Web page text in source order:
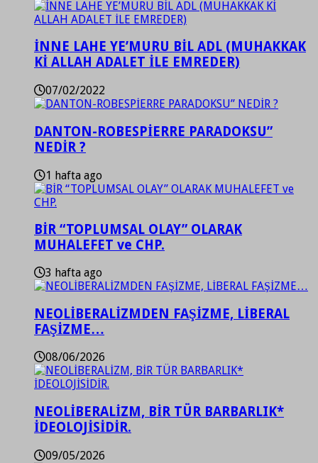
İNNE LAHE YE’MURU BİL ADL (MUHAKKAK
Kİ ALLAH ADALET İLE EMREDER)
07/02/2022
DANTON-ROBESPİERRE PARADOKSU”
NEDİR ?
1 hafta ago
BİR “TOPLUMSAL OLAY” OLARAK
MUHALEFET ve CHP.
3 hafta ago
NEOLİBERALİZMDEN FAŞİZME, LİBERAL
FAŞİZME…
08/06/2026
NEOLİBERALİZM, BİR TÜR BARBARLIK*
İDEOLOJİSİDİR.
09/05/2026